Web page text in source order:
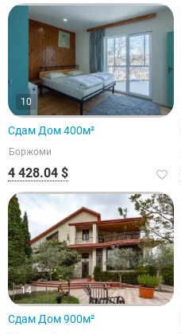
10
Сдам Дом 400м²
Боржоми
4 428.04 $
14
Сдам Дом 900м²